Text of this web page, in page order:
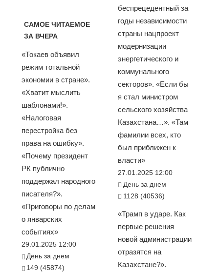
САМОЕ ЧИТАЕМОЕ
ЗА ВЧЕРА
«Токаев объявил
режим тотальной
экономии в стране».
«Хватит мыслить
шаблонами!».
«Налоговая
перестройка без
права на ошибку».
«Почему президент
РК публично
поддержал народного
писателя?».
«Приговоры по делам
о январских
событиях»
29.01.2025 12:00
День за днем
149 (45874)
беспрецедентный за
годы независимости
страны нацпроект
модернизации
энергетического и
коммунального
секторов». «Если бы
я стал министром
сельского хозяйства
Казахстана…». «Там
фамилии всех, кто
был приближен к
власти»
27.01.2025 12:00
День за днем
1128 (40536)
«Трамп в ударе. Как
первые решения
новой администрации
отразятся на
Казахстане?».